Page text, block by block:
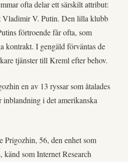
ofta delar ett särskilt attribut:
Vladimir V. Putin. Den lilla klubb
förtroende får ofta, som
kontrakt. I gengäld förväntas de
tjänster till Kreml efter behov.
en av 13 ryssar som åtalades
inblandning i det amerikanska
Prigozhin, 56, den enhet som
som Internet Research